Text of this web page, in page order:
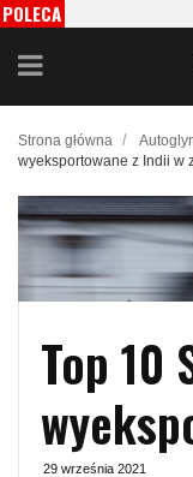
POLECA
Strona główna /
wyeksportowane z Indii w
Top 10
29 września 2021